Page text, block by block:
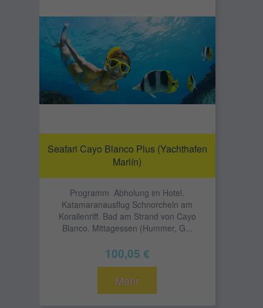
Seafari Cayo Blanco Plus (Yachthafen
Marlín)
Programm Abholung im Hotel.
Katamaranausflug Schnorcheln am
Korallenriff. Bad am Strand von Cayo
Blanco. Mittagessen (Hummer, G...
100,05 €
Mehr